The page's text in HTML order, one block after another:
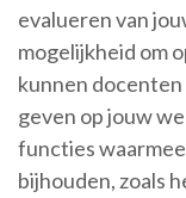
evalueren van
mogelijkheid om
kunnen
geven op jouw
functies
bijhouden, zoals